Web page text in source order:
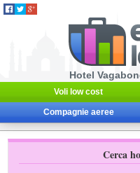
Hotel
Voli low cost
Compagnie aeree
Cerca